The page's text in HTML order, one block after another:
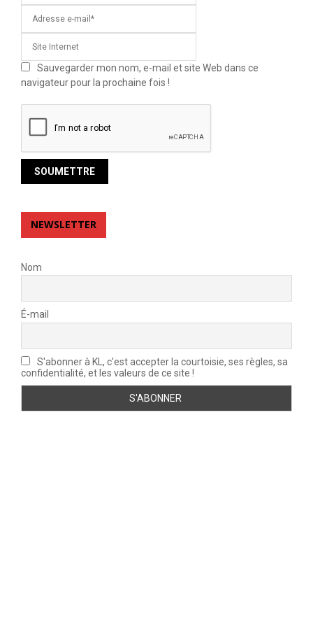
Sauvegarder mon nom, e-mail et site Web dans ce
navigateur pour la prochaine fois !
NEWSLETTER
Nom
É-mail
S'abonner à KL, c'est accepter la courtoisie, ses règles, sa
confidentialité, et les valeurs de ce site !